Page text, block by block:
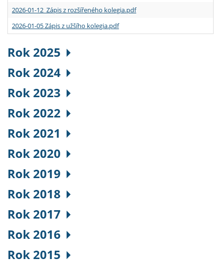
2026-01-12 Zápis z rozšířeného kolegia.pdf
2026-01-05 Zápis z užšího kolegia.pdf
Rok 2025
Rok 2024
Rok 2023
Rok 2022
Rok 2021
Rok 2020
Rok 2019
Rok 2018
Rok 2017
Rok 2016
Rok 2015